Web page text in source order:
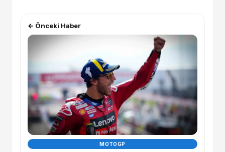
← Önceki Haber
MOTOGP